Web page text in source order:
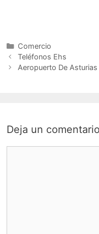
Categorías
Comercio
Navegación
de
Teléfonos Ehs
Aeropuerto De
Deja un comentario